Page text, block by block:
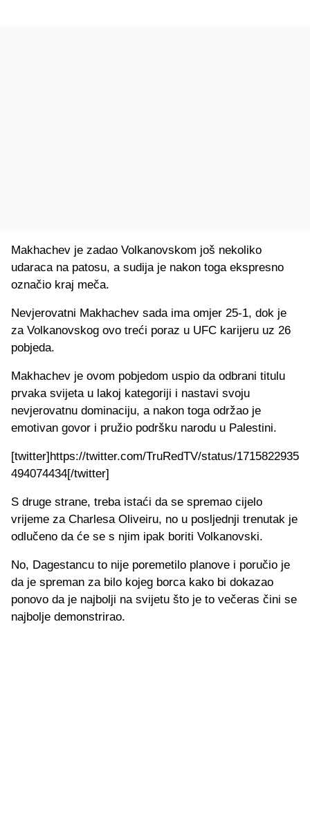
Makhachev je zadao Volkanovskom još nekoliko
udaraca na patosu, a sudija je nakon toga ekspresno
označio kraj meča.
Nevjerovatni Makhachev sada ima omjer 25-1, dok je
za Volkanovskog ovo treći poraz u UFC karijeru uz 26
pobjeda.
Makhachev je ovom pobjedom uspio da odbrani titulu
prvaka svijeta u lakoj kategoriji i nastavi svoju
nevjerovatnu dominaciju, a nakon toga održao je
emotivan govor i pružio podršku narodu u Palestini.
[twitter]https://twitter.com/TruRedTV/status/1715822935
494074434[/twitter]
S druge strane, treba istaći da se spremao cijelo
vrijeme za Charlesa Oliveiru, no u posljednji trenutak je
odlučeno da će se s njim ipak boriti Volkanovski.
No, Dagestancu to nije poremetilo planove i poručio je
da je spreman za bilo kojeg borca kako bi dokazao
ponovo da je najbolji na svijetu što je to večeras čini se
najbolje demonstrirao.